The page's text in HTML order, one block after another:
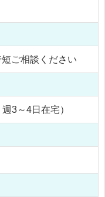
ご相談ください
3～4日在宅）